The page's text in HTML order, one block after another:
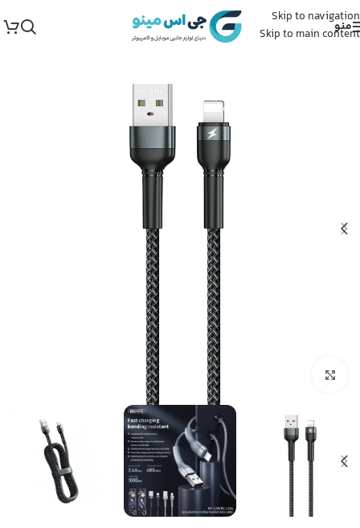
Skip to navigation
Skip to main content
منو
برای بزرگنمایی کلیک کنید